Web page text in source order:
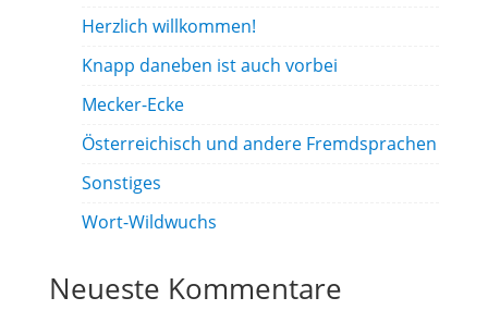
Herzlich willkommen!
Knapp daneben ist auch vorbei
Mecker-Ecke
Österreichisch und andere Fremdsprachen
Sonstiges
Wort-Wildwuchs
Neueste Kommentare